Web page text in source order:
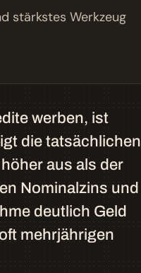
stärkstes Werkzeug
werben, ist
die tatsächlichen
aus als der
Nominalzins und
deutlich Geld
mehrjährigen